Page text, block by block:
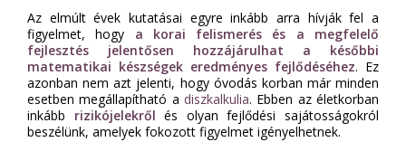
Az elmúlt évek kutatásai egyre inkább arra hívják fel a
figyelmet, hogy a korai felismerés és a megfelelő
fejlesztés jelentősen hozzájárulhat a későbbi
matematikai készségek eredményes fejlődéséhez. Ez
azonban nem azt jelenti, hogy óvodás korban már minden
esetben megállapítható a diszkalkulia. Ebben az életkorban
inkább rizikójelekről és olyan fejlődési sajátosságokról
beszélünk, amelyek fokozott figyelmet igényelhetnek.